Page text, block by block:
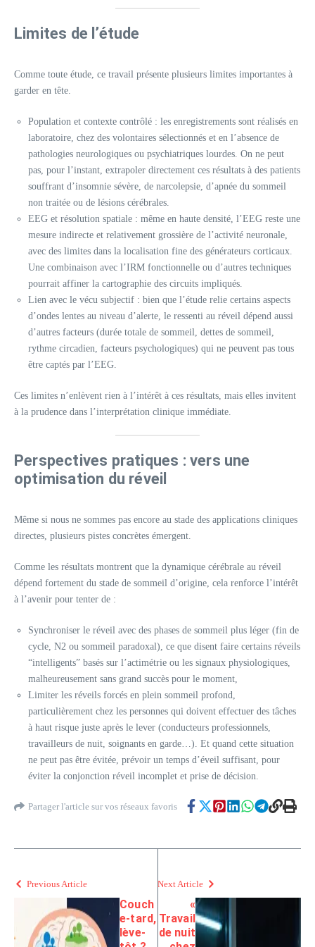
Limites de l’étude
Comme toute étude, ce travail présente plusieurs limites importantes à
garder en tête.
Population et contexte contrôlé : les enregistrements sont réalisés en
laboratoire, chez des volontaires sélectionnés et en l’absence de
pathologies neurologiques ou psychiatriques lourdes. On ne peut
pas, pour l’instant, extrapoler directement ces résultats à des patients
souffrant d’insomnie sévère, de narcolepsie, d’apnée du sommeil
non traitée ou de lésions cérébrales.
EEG et résolution spatiale : même en haute densité, l’EEG reste une
mesure indirecte et relativement grossière de l’activité neuronale,
avec des limites dans la localisation fine des générateurs corticaux.
Une combinaison avec l’IRM fonctionnelle ou d’autres techniques
pourrait affiner la cartographie des circuits impliqués.
Lien avec le vécu subjectif : bien que l’étude relie certains aspects
d’ondes lentes au niveau d’alerte, le ressenti au réveil dépend aussi
d’autres facteurs (durée totale de sommeil, dettes de sommeil,
rythme circadien, facteurs psychologiques) qui ne peuvent pas tous
être captés par l’EEG.
Ces limites n’enlèvent rien à l’intérêt à ces résultats, mais elles invitent
à la prudence dans l’interprétation clinique immédiate.
Perspectives pratiques : vers une
optimisation du réveil
Même si nous ne sommes pas encore au stade des applications cliniques
directes, plusieurs pistes concrètes émergent.
Comme les résultats montrent que la dynamique cérébrale au réveil
dépend fortement du stade de sommeil d’origine, cela renforce l’intérêt
à l’avenir pour tenter de :
Synchroniser le réveil avec des phases de sommeil plus léger (fin de
cycle, N2 ou sommeil paradoxal), ce que disent faire certains réveils
“intelligents” basés sur l’actimétrie ou les signaux physiologiques,
malheureusement sans grand succès pour le moment,
Limiter les réveils forcés en plein sommeil profond,
particulièrement chez les personnes qui doivent effectuer des tâches
à haut risque juste après le lever (conducteurs professionnels,
travailleurs de nuit, soignants en garde…). Et quand cette situation
ne peut pas être évitée, prévoir un temps d’éveil suffisant, pour
éviter la conjonction réveil incomplet et prise de décision.
Partager l'article sur vos réseaux favoris
Previous Article
Couch
e-tard,
lève-
Next Article
«
Travail
de nuit